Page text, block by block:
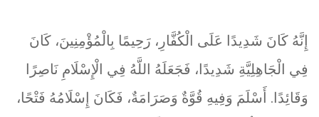
إِنَّهُ كَانَ شَدِيدًا عَلَى الْكُفَّارِ، رَحِيمًا بِالْمُؤْمِنِينَ، كَانَ
فِي الْجَاهِلِيَّةِ شَدِيدًا، فَجَعَلَهُ اللَّهُ فِي الْإِسْلَامِ نَاصِرًا
وَقَائِدًا. أَسْلَمَ وَفِيهِ قُوَّةٌ وَصَرَامَةٌ، فَكَانَ إِسْلَامُهُ فَتْحًا،